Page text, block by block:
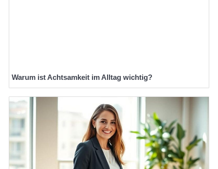
Warum ist Achtsamkeit im Alltag wichtig?